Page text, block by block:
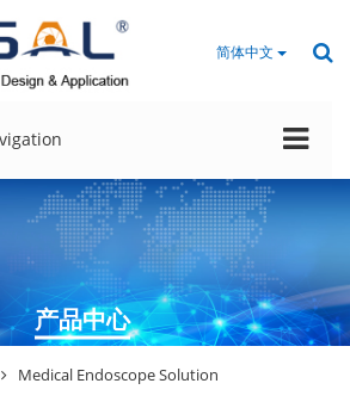
简体中文
产品中心
Medical Endoscope Solution